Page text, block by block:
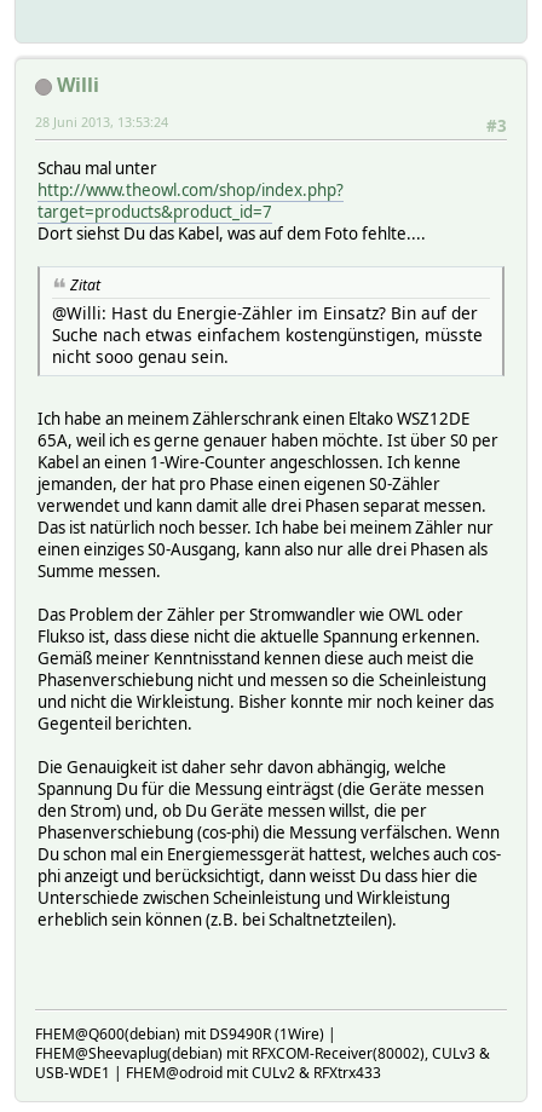
Willi
#3
28 Juni 2013, 13:53:24
Schau mal unter
http://www.theowl.com/shop/index.php?
target=products&product_id=7
Dort siehst Du das Kabel, was auf dem Foto fehlte....
Zitat
@Willi: Hast du Energie-Zähler im Einsatz? Bin auf der
Suche nach etwas einfachem kostengünstigen, müsste
nicht sooo genau sein.
Ich habe an meinem Zählerschrank einen Eltako WSZ12DE
65A, weil ich es gerne genauer haben möchte. Ist über S0 per
Kabel an einen 1-Wire-Counter angeschlossen. Ich kenne
jemanden, der hat pro Phase einen eigenen S0-Zähler
verwendet und kann damit alle drei Phasen separat messen.
Das ist natürlich noch besser. Ich habe bei meinem Zähler nur
einen einziges S0-Ausgang, kann also nur alle drei Phasen als
Summe messen.
Das Problem der Zähler per Stromwandler wie OWL oder
Flukso ist, dass diese nicht die aktuelle Spannung erkennen.
Gemäß meiner Kenntnisstand kennen diese auch meist die
Phasenverschiebung nicht und messen so die Scheinleistung
und nicht die Wirkleistung. Bisher konnte mir noch keiner das
Gegenteil berichten.
Die Genauigkeit ist daher sehr davon abhängig, welche
Spannung Du für die Messung einträgst (die Geräte messen
den Strom) und, ob Du Geräte messen willst, die per
Phasenverschiebung (cos-phi) die Messung verfälschen. Wenn
Du schon mal ein Energiemessgerät hattest, welches auch cos-
phi anzeigt und berücksichtigt, dann weisst Du dass hier die
Unterschiede zwischen Scheinleistung und Wirkleistung
erheblich sein können (z.B. bei Schaltnetzteilen).
FHEM@Q600(debian) mit DS9490R (1Wire) |
FHEM@Sheevaplug(debian) mit RFXCOM-Receiver(80002), CULv3 &
USB-WDE1 | FHEM@odroid mit CULv2 & RFXtrx433